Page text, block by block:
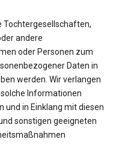
Tochtergesellschaften,
andere
oder Personen zum
Daten in
werden. Wir verlangen
Informationen
und in Einklang mit diesen
sonstigen geeigneten